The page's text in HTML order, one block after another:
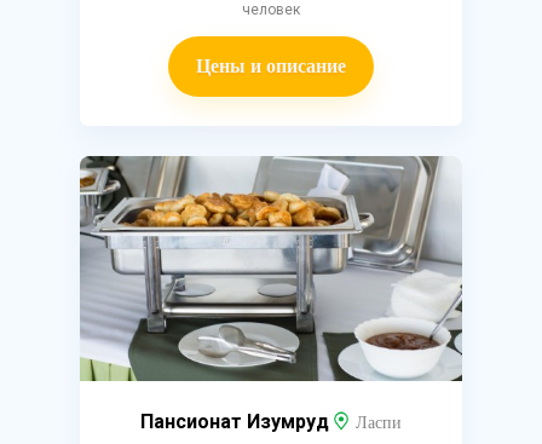
человек
Цены и описание
Пансионат Изумруд Ласпи